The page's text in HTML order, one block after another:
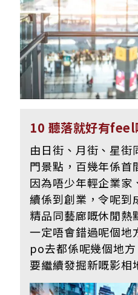
10 聽落就好有feel
由日街、月街、星街
門景點，百幾年係首
因為唔少年輕企業家
續係到創業，令呢到
精品同藝廊嘅休閒熱
一定唔會錯過呢個
po去都係呢幾個地
要繼續發掘新嘅影相